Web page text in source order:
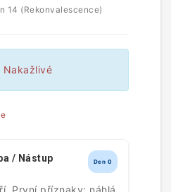
14 (Rekonvalescence)
Nakažlivé
/ Nástup Den 0